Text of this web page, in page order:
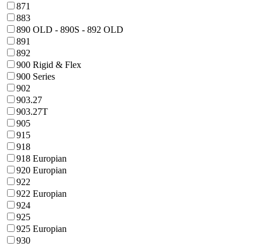
871
883
890 OLD - 890S - 892 OLD
891
892
900 Rigid & Flex
900 Series
902
903.27
903.27T
905
915
918
918 Europian
920 Europian
922
922 Europian
924
925
925 Europian
930